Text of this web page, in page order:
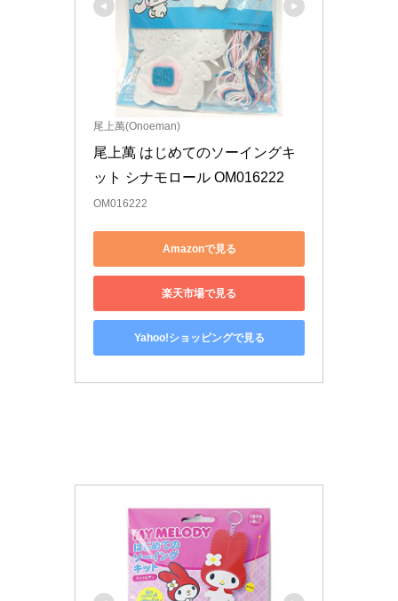
尾上萬(Onoeman)
尾上萬 はじめてのソーイングキ
ット シナモロール OM016222
OM016222
Amazonで見る
楽天市場で見る
Yahoo!ショッピングで見る